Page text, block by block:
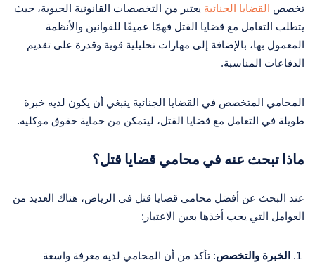
تخصص القضايا الجنائية يعتبر من التخصصات القانونية الحيوية، حيث
يتطلب التعامل مع قضايا القتل فهمًا عميقًا للقوانين والأنظمة
المعمول بها، بالإضافة إلى مهارات تحليلية قوية وقدرة على تقديم
الدفاعات المناسبة.
المحامي المتخصص في القضايا الجنائية ينبغي أن يكون لديه خبرة
طويلة في التعامل مع قضايا القتل، ليتمكن من حماية حقوق موكليه.
ماذا تبحث عنه في محامي قضايا قتل؟
عند البحث عن أفضل محامي قضايا قتل في الرياض، هناك العديد من
العوامل التي يجب أخذها بعين الاعتبار:
الخبرة والتخصص: تأكد من أن المحامي لديه معرفة واسعة